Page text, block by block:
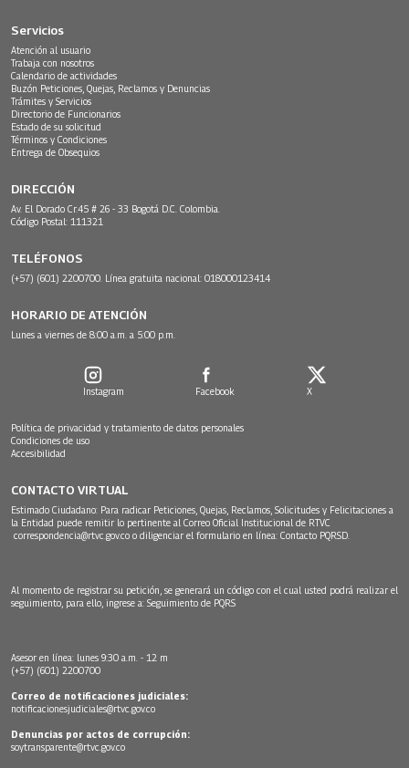
Servicios
Atención al usuario
Trabaja con nosotros
Calendario de actividades
Buzón Peticiones, Quejas, Reclamos y Denuncias
Trámites y Servicios
Directorio de Funcionarios
Estado de su solicitud
Términos y Condiciones
Entrega de Obsequios
DIRECCIÓN
Av. El Dorado Cr.45 # 26 - 33 Bogotá D.C. Colombia.
Código Postal: 111321
TELÉFONOS
(+57) (601) 2200700. Línea gratuita nacional: 018000123414
HORARIO DE ATENCIÓN
Lunes a viernes de 8:00 a.m. a 5:00 p.m.
Instagram Facebook X
Política de privacidad y tratamiento de datos personales
Condiciones de uso
Accesibilidad
CONTACTO VIRTUAL
Estimado Ciudadano: Para radicar Peticiones, Quejas, Reclamos, Solicitudes y Felicitaciones a
la Entidad puede remitir lo pertinente al Correo Oficial Institucional de RTVC
correspondencia@rtvc.gov.co o diligenciar el formulario en línea: Contacto PQRSD.
Al momento de registrar su petición, se generará un código con el cual usted podrá realizar el
seguimiento, para ello, ingrese a: Seguimiento de PQRS
Asesor en línea: lunes 9:30 a.m. - 12 m
(+57) (601) 2200700
Correo de notificaciones judiciales:
notificacionesjudiciales@rtvc.gov.co
Denuncias por actos de corrupción:
soytransparente@rtvc.gov.co